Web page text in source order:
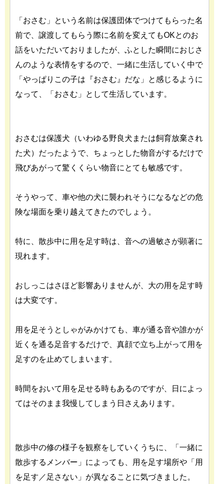
「おさむ」という名前は保護団体でつけてもらった名
前で、譲渡してもらう際に名前を変えてもOKとのお
話をいただいておりましたが、ふとした瞬間におじさ
んのような表情をするので、一緒に生活していく中で
「やっぱりこの子は『おさむ』だな」と感じるように
なって、「おさむ」として生活しています。
おさむは保護犬（いわゆる野良犬または飼育放棄され
た犬）だったようで、ちょっとした物音がするだけで
飛びあがって驚くくらい物音にとても敏感です。
そうやって、車や他の犬に襲われそうになるなどの危
険な場面を乗り越えてきたのでしょう。
特に、散歩中に用を足す時は、音への過敏さが顕著に
現れます。
おしっこはさほど影響ありませんが、大の用を足す時
は大変です。
用を足そうとしゃがみかけても、車が通る音や誰かが
近くを通る足音するだけで、真顔で立ち上がって用を
足すのを止めてしまいます。
時間をおいて用を足せる時もあるのですが、日によっ
てはそのまま我慢してしまう日さえあります。
散歩中の修の様子を観察をしていくうちに、「一緒に
散歩するメンバー」によっても、用を足す場所や「用
を足す／足さない」が異なることに気づきました。